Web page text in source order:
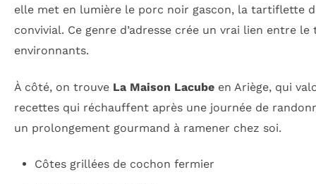
elle met en lumière le porc noir gascon, la tartiflette
convivial. Ce genre d’adresse crée un vrai lien entre
environnants.
À côté, on trouve La Maison Lacube en Ariège, qui
recettes qui réchauffent après une journée de
un prolongement gourmand à ramener chez soi.
Côtes grillées de cochon fermier